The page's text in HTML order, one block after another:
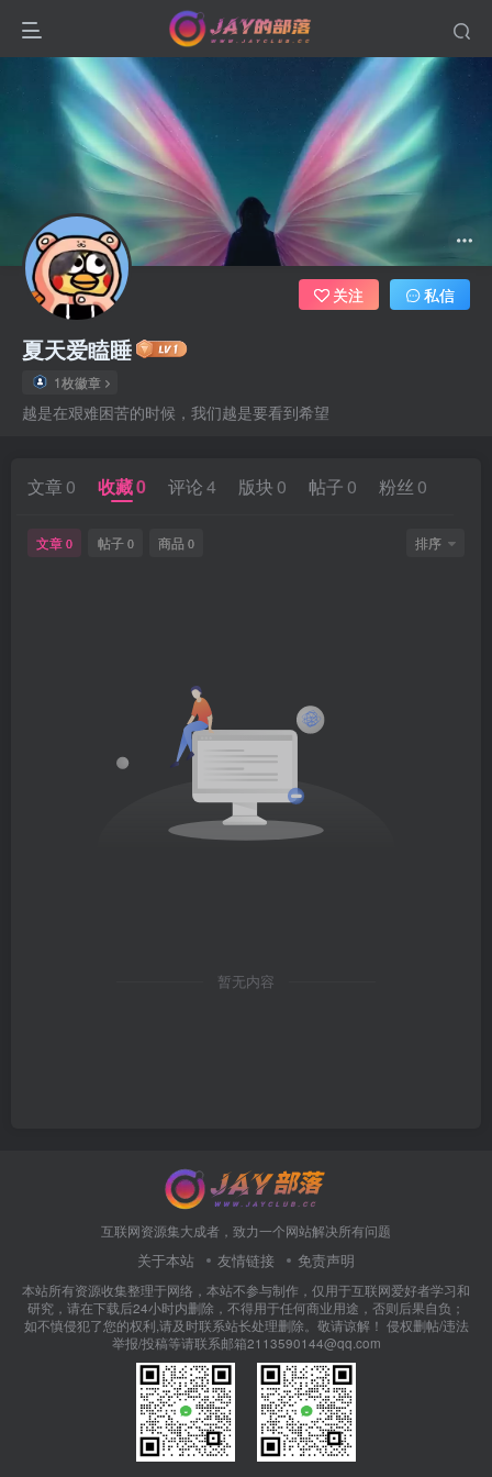
夏天爱瞌睡
1枚徽章
越是在艰难困苦的时候，我们越是要看到希望
关注 私信
文章 0 收藏0 评论4 版块 0 帖子 0 粉丝 0
文章 0 帖子 0 商品 0 排序
暂无内容
互联网资源集大成者，致力一个网站解决所有问题
关于本站 友情链接 免责声明
本站所有资源收集整理于网络，本站不参与制作，仅用于互联网爱好者学习和
研究，请在下载后24小时内删除，不得用于任何商业用途，否则后果自负；
如不慎侵犯了您的权利,请及时联系站长处理删除。敬请谅解！ 侵权删帖/违法
举报/投稿等请联系邮箱2113590144@qq.com